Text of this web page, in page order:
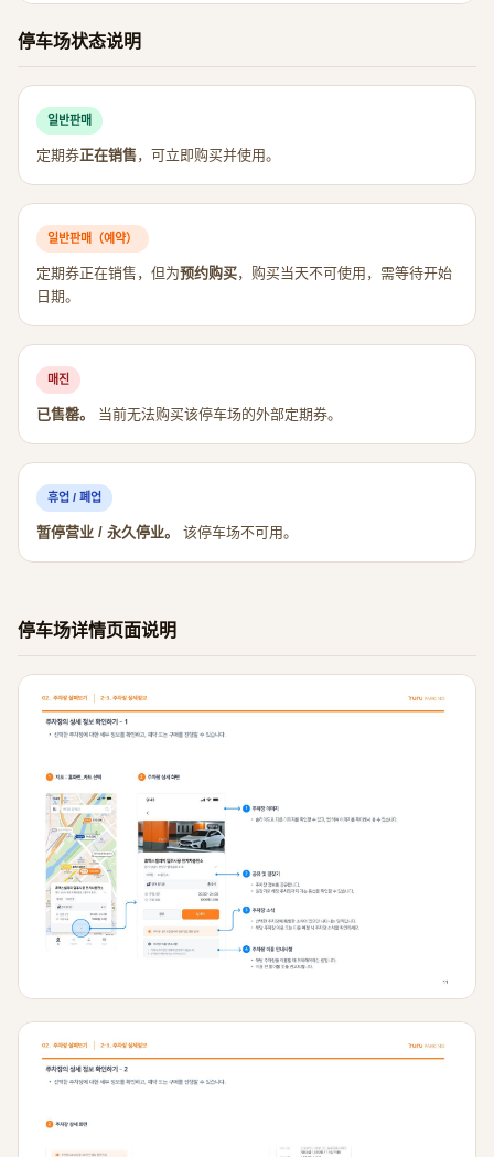
停车场状态说明
일반판매
定期券正在销售，可立即购买并使用。
일반판매（예약）
定期券正在销售，但为预约购买，购买当天不可使用，需等待开始
日期。
매진
已售罄。 当前无法购买该停车场的外部定期券。
휴업 / 폐업
暂停营业 / 永久停业。 该停车场不可用。
停车场详情页面说明